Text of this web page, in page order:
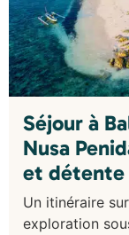
Séjour à
Nusa
et détente
Un itinéraire
exploration